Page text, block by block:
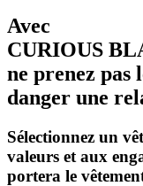
Avec
CURIOUS
ne prenez pas
danger une
Sélectionnez un
valeurs et aux
portera le